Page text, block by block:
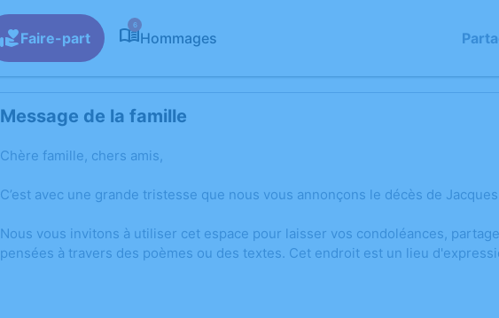
Faire-part
6
Hommages
Message de la famille
Chère famille, chers amis,
C’est avec une grande tristesse que nous vous annonçons le décès de
Nous vous invitons à utiliser cet espace pour laisser vos condoléances,
pensées à travers des poèmes ou des textes. Cet endroit est un lieu